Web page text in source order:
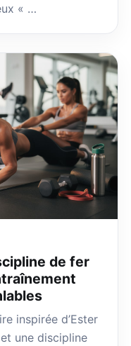
« …
de fer
inspirée d’Ester
une discipline